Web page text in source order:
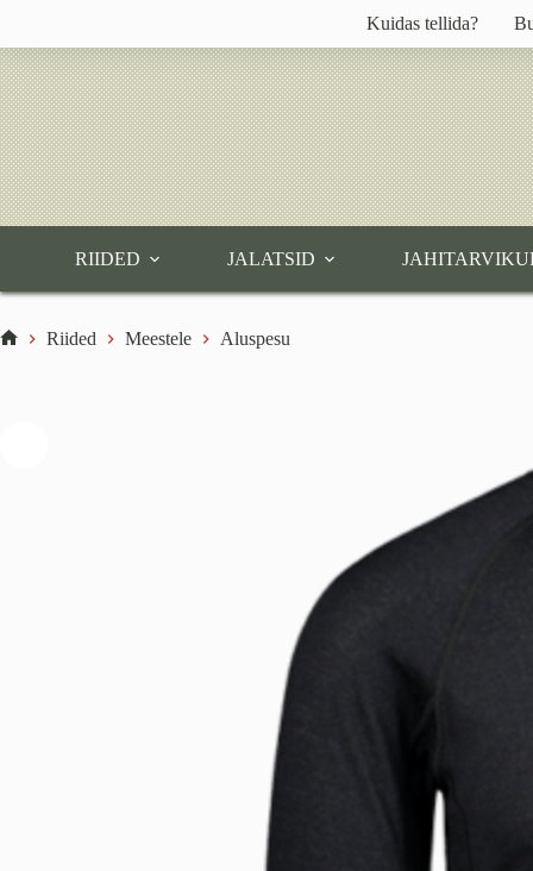
content
Kuidas tellida?
RIIDED JALATSID
Riided Meestele Aluspesu